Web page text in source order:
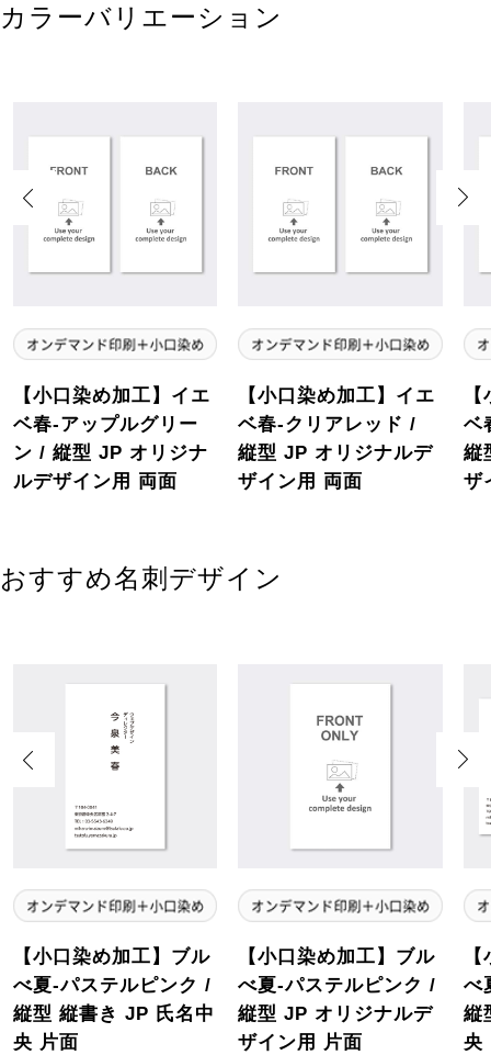
カラーバリエーション
【小口染め加工】イエ
ベ春-アップルグリー
ン / 縦型 JP オリジナ
ルデザイン用 両面
【小口染め加工】イエ
ベ春-クリアレッド /
縦型 JP オリジナルデ
ザイン用 両面
ベ
縦
ザ
Next
おすすめ名刺デザイン
【小口染め加工】ブル
べ夏-パステルピンク /
縦型 縦書き JP 氏名中
央 片面
【小口染め加工】ブル
べ夏-パステルピンク /
縦型 JP オリジナルデ
ザイン用 片面
べ
縦
央
Previous